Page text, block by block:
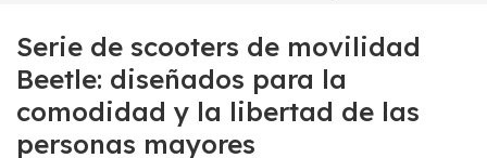
Serie de scooters de movilidad
Beetle: diseñados para la
comodidad y la libertad de las
personas mayores